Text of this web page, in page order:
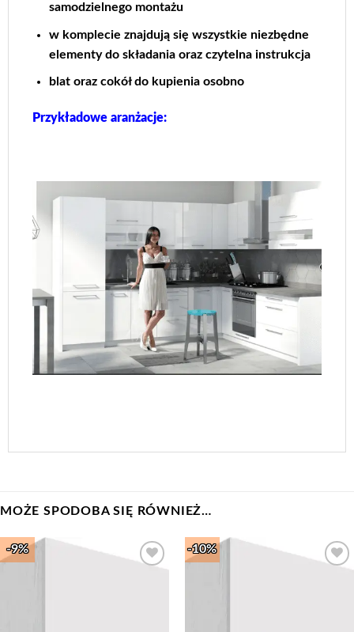
samodzielnego montażu
w komplecie znajdują się wszystkie niezbędne
elementy do składania oraz czytelna instrukcja
blat oraz cokół do kupienia osobno
Przykładowe aranżacje:
MOŻE SPODOBA SIĘ RÓWNIEŻ…
-9% -10%